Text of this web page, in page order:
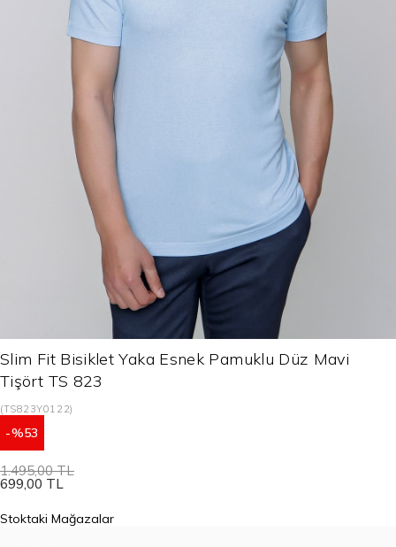
Slim Fit Bisiklet Yaka Esnek Pamuklu Düz Mavi
Tişört TS 823
(TS823Y0122)
53
1.495,00 TL
699,00 TL
Stoktaki Mağazalar